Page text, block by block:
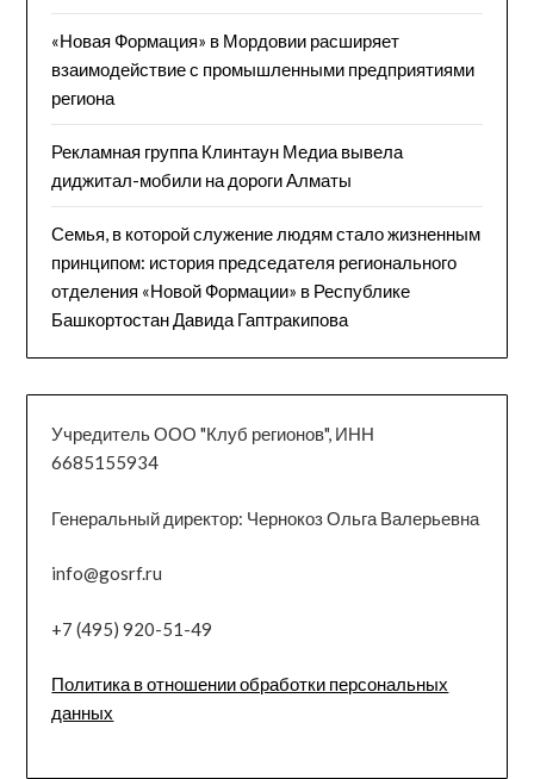
«Новая Формация» в Мордовии расширяет
взаимодействие с промышленными предприятиями
региона
Рекламная группа Клинтаун Медиа вывела
диджитал-мобили на дороги Алматы
Семья, в которой служение людям стало жизненным
принципом: история председателя регионального
отделения «Новой Формации» в Республике
Башкортостан Давида Гаптракипова
Учредитель ООО "Клуб регионов", ИНН
6685155934
Генеральный директор: Чернокоз Ольга Валерьевна
info@gosrf.ru
+7 (495) 920-51-49
Политика в отношении обработки персональных
данных